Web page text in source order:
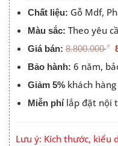
Chất liệu: Gỗ Mdf,
Màu sắc: Theo yêu
Giá bán:8.800.000 ₫
Bảo hành: 6 năm,
Giảm 5%khách
Miễn phílắp đặt nội
Lưu ý: Kích thước, kiểu